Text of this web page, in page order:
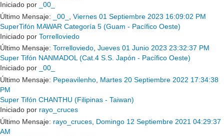
Iniciado por
_00_
Último Mensaje:
_00_
Viernes 01 Septiembre 2023 16:09:02 PM
SuperTifón MAWAR Categoría 5 (Guam - Pacífico Oeste)
Iniciado por Torrelloviedo
Último Mensaje: Torrelloviedo, Jueves 01 Junio 2023 23:32:37 PM
Super Tifón NANMADOL (Cat.4 S.S. Japón - Pacífico Oeste)
Iniciado por
_00_
Último Mensaje: Pepeavilenho Martes 20 Septiembre 2022 17:34:38
PM
Super Tifón CHANTHU (Filipinas - Taiwan)
Iniciado por rayo_cruces
Último Mensaje: rayo_cruces Domingo 12 Septiembre 2021 04:29:37
AM